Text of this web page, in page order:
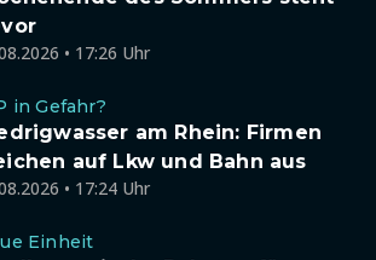
• 17:26 Uhr
in Gefahr?
am Rhein: Firmen
auf Lkw und Bahn aus
• 17:24 Uhr
Einheit